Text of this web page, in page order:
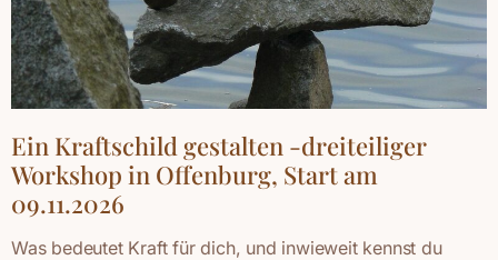
Ein Kraftschild gestalten -dreiteiliger
Workshop in Offenburg, Start am
09.11.2026
Was bedeutet Kraft für dich, und inwieweit kennst du